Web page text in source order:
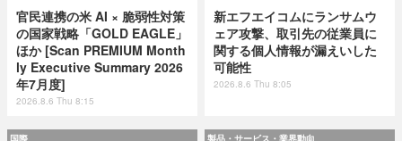
官民連携の米 AI × 脆弱性対策
の国家戦略「GOLD EAGLE」
ほか [Scan PREMIUM Month
ly Executive Summary 2026
年7月度]
2026.8.6 Thu 8:15
新エフエイコムにランサムウ
ェア攻撃、取引先の従業員に
関する個人情報が漏えいした
可能性
2026.8.6 Thu 8:05
国際 製品・サービス・業界動向